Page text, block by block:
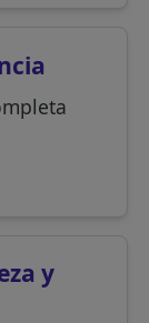
y